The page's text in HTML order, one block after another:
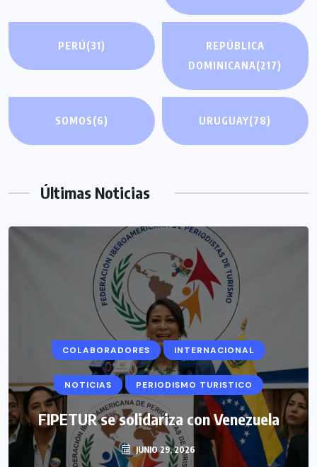
PERÚ(31)
REPÚBLICA
DOMINICANA(217)
SOMOS(6) URUGUAY(78)
Últimas Noticias
COLABORADORES INTERNACIONAL
NOTICIAS PERIODISMO TURISTICO
FIPETUR se solidariza con Venezuela
JUNIO 29, 2026